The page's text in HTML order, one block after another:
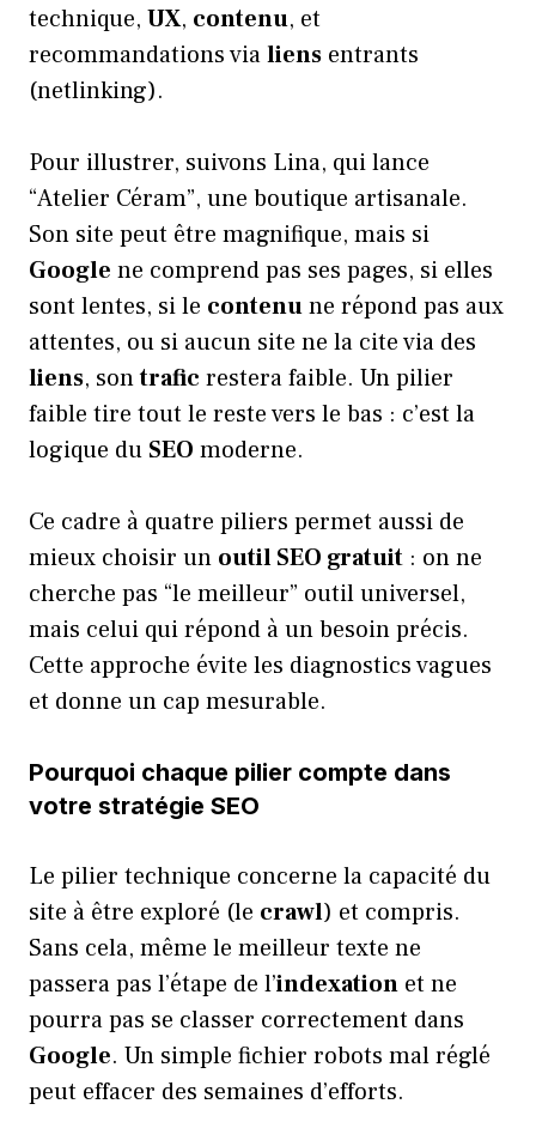
technique, UX, contenu, et
recommandations vialiens entrants
(netlinking).
Pour illustrer, suivons Lina, qui lance
“Atelier Céram”, une boutique artisanale.
Son site peut être magnifique, mais si
Google ne comprend pas ses pages, si elles
sont lentes, si le contenune répond pas aux
attentes, ou si aucun site ne la cite via des
liens, sontrafic restera faible. Un pilier
faible tire tout le reste vers le bas : c’est la
logique du SEO moderne.
Ce cadre à quatre piliers permet aussi de
mieux choisir un outil SEO gratuit : on ne
cherche pas “le meilleur” outil universel,
mais celui qui répond à un besoin précis.
Cette approche évite les diagnostics vagues
et donne un cap mesurable.
Pourquoi chaque pilier compte dans
votre stratégie SEO
Le pilier technique concerne la capacité du
site à être exploré (le crawl) et compris.
Sans cela, même le meilleur texte ne
passera pas l’étape de l’indexation et ne
pourra pas se classer correctement dans
Google. Un simple fichier robots mal réglé
peut effacer des semaines d’efforts.